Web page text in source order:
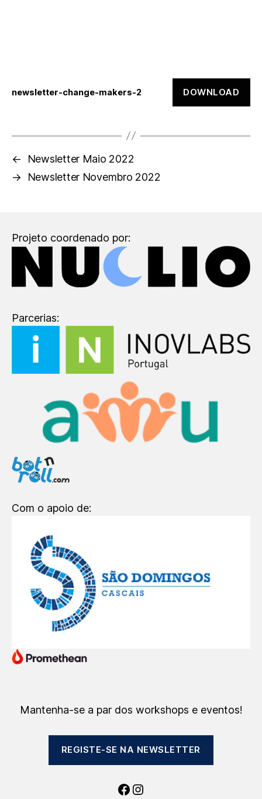
newsletter-change-makers-2 DOWNLOAD
←
Newsletter Maio 2022
→
Newsletter Novembro 2022
Projeto coordenado por:
Parcerias:
Com o apoio de:
Mantenha-se a par dos workshops e eventos!
REGISTE-SE NA NEWSLETTER
Facebook
Instagram